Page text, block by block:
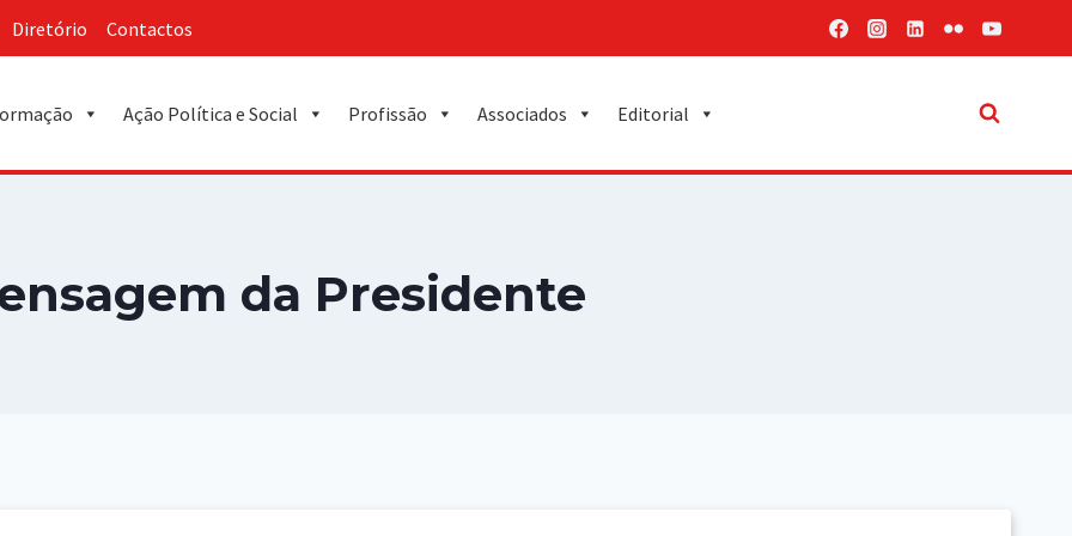
Diretório Contactos
Ação Política e Social Profissão Associados Editorial
da Presidente